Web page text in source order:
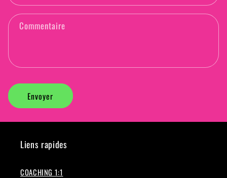
Commentaire
Envoyer
Liens rapides
COACHING 1:1